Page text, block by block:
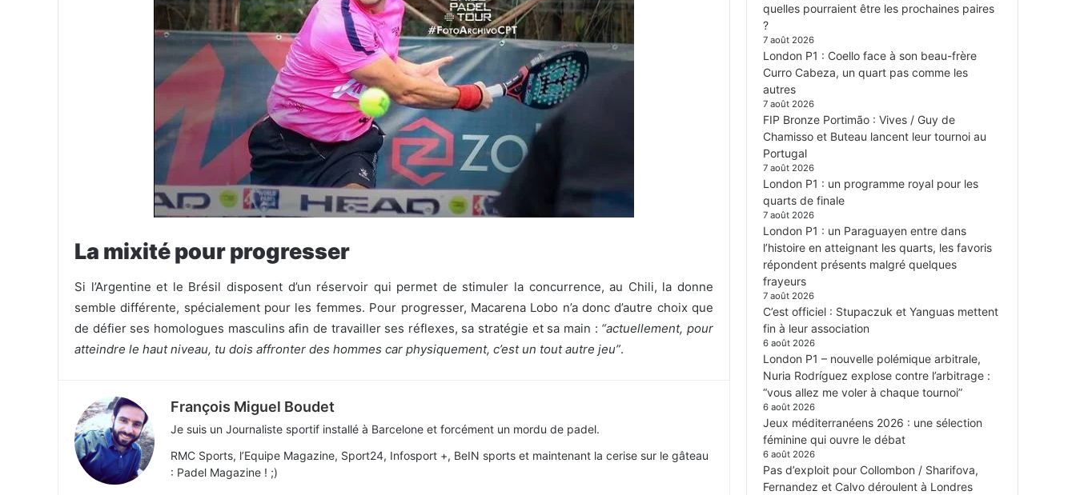
La mixité pour progresser
Si l’Argentine et le Brésil disposent d’un réservoir qui permet de stimuler la concurrence, au Chili, la donne
semble différente, spécialement pour les femmes. Pour progresser, Macarena Lobo n’a donc d’autre choix que
de défier ses homologues masculins afin de travailler ses réflexes, sa stratégie et sa main : “actuellement, pour
atteindre le haut niveau, tu dois affronter des hommes car physiquement, c’est un tout autre jeu”.
François Miguel Boudet
Je suis un Journaliste sportif installé à Barcelone et forcément un mordu de padel.
RMC Sports, l’Equipe Magazine, Sport24, Infosport +, BeIN sports et maintenant la cerise sur le gâteau
: Padel Magazine ! ;)
quelles pourraient être les prochaines paires
?
7 août 2026
London P1 : Coello face à son beau-frère
Curro Cabeza, un quart pas comme les
autres
7 août 2026
FIP Bronze Portimão : Vives / Guy de
Chamisso et Buteau lancent leur tournoi au
Portugal
7 août 2026
London P1 : un programme royal pour les
quarts de finale
7 août 2026
London P1 : un Paraguayen entre dans
l’histoire en atteignant les quarts, les favoris
répondent présents malgré quelques
frayeurs
7 août 2026
C’est officiel : Stupaczuk et Yanguas mettent
fin à leur association
6 août 2026
London P1 – nouvelle polémique arbitrale,
Nuria Rodríguez explose contre l’arbitrage :
“vous allez me voler à chaque tournoi”
6 août 2026
Jeux méditerranéens 2026 : une sélection
féminine qui ouvre le débat
6 août 2026
Pas d’exploit pour Collombon / Sharifova,
Fernandez et Calvo déroulent à Londres